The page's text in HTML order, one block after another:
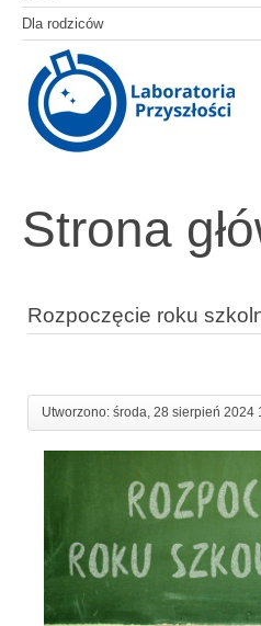
Dla rodziców
Strona
Rozpoczęcie roku
Utworzono: środa, 28 sierpień 2024